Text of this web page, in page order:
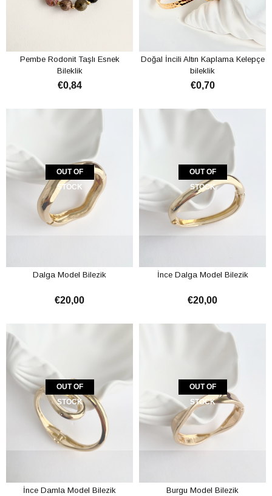
Pembe Rodonit Taşlı Esnek
Bileklik
€0,84
Doğal İncili Altın Kaplama Kelepçe
bileklik
€0,70
OUT OF
STOCK
Dalga Model Bilezik
€20,00
OUT OF
STOCK
İnce Dalga Model Bilezik
€20,00
OUT OF
STOCK
İnce Damla Model Bilezik
OUT OF
STOCK
Burgu Model Bilezik